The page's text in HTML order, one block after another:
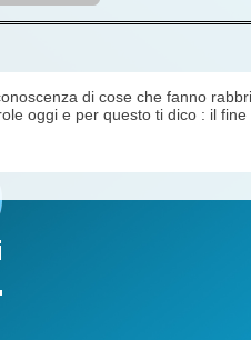
di cose che fanno
oggi e per questo ti dico : il